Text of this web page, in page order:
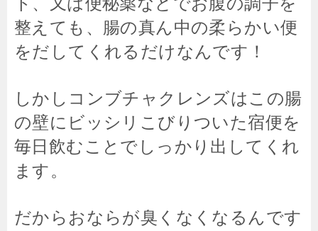
整えても、腸の真ん中の柔らかい便
をだしてくれるだけなんです！
しかしコンブチャクレンズはこの腸
の壁にビッシリこびりついた宿便を
毎日飲むことでしっかり出してくれ
ます。
だからおならが臭くなくなるんです